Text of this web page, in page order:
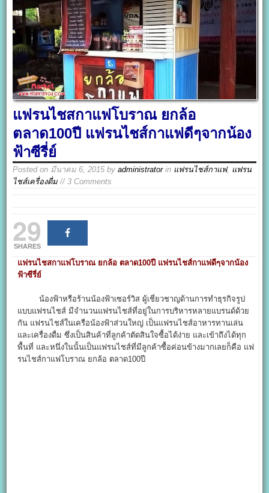
แฟรนไชสกาแฟโบราณ ยกล้อ
ตลาด100ปี แฟรนไชส์กาแฟดีๆจากน้อง
ฟ้าซีรี่ย์
Posted on มีนาคม 6, 2015 byadministratorin แฟรนไชส์กาแฟ, แฟรน
ไชส์เครื่องดื่ม // 3 Comments
29
SHARES
แฟรนไชสกาแฟโบราณ ยกล้อ ตลาด100ปี แฟรนไชส์กาแฟดีๆจากน้อง
ฟ้าซีรี่ย์
น้องฟ้าหรือร้านน้องฟ้าเซอร์วิส ผู้เชี่ยวชาญด้านการทำธุรกิจรูป
แบบแฟรนไชส์ มีจำนวนแฟรนไชส์ที่อยู่ในการบริหารหลายแบรนด์ด้วย
กัน แฟรนไชส์ในเครือน้องฟ้าส่วนใหญ่ เป็นแฟรนไชส์อาหารทานเล่น
และเครื่องดื่ม ซึ่งเป็นสินค้าที่ลูกค้าตัดสินใจซื้อได้ง่าย และเข้าถึงได้ทุก
พื้นที่ และหนึ่งในนั้นเป็นแฟรนไชส์ที่มีลูกค้าซื้อค่อนข้างมากเลยก็คือ แฟ
รนไชส์กาแฟโบราณ ยกล้อ ตลาด100ปี